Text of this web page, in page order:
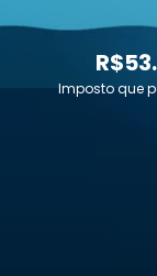
Imposto que